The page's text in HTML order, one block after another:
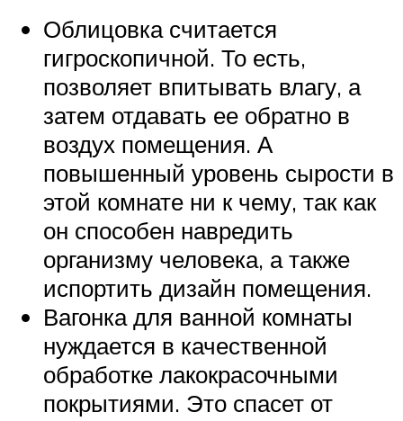
Облицовка считается
гигроскопичной. То есть,
позволяет впитывать влагу, а
затем отдавать ее обратно в
воздух помещения. А
повышенный уровень сырости в
этой комнате ни к чему, так как
он способен навредить
организму человека, а также
испортить дизайн помещения.
Вагонка для ванной комнаты
нуждается в качественной
обработке лакокрасочными
покрытиями. Это спасет от